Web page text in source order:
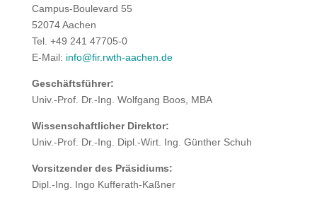
Campus-Boulevard 55
52074 Aachen
Tel. +49 241 47705-0
E-Mail: info@fir.rwth-aachen.de
Geschäftsführer:
Univ.-Prof. Dr.-Ing. Wolfgang Boos, MBA
Wissenschaftlicher Direktor:
Univ.-Prof. Dr.-Ing. Dipl.-Wirt. Ing. Günther Schuh
Vorsitzender des Präsidiums:
Dipl.-Ing. Ingo Kufferath-Kaßner